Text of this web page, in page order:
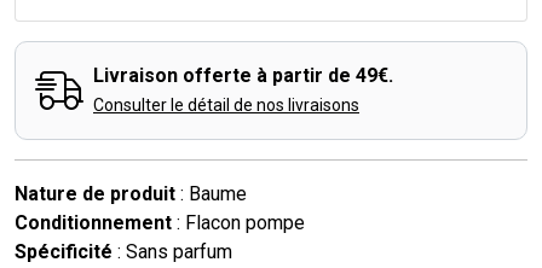
Livraison offerte à partir de 49€.
Consulter le détail de nos livraisons
Nature de produit : Baume
Conditionnement : Flacon pompe
Spécificité : Sans parfum